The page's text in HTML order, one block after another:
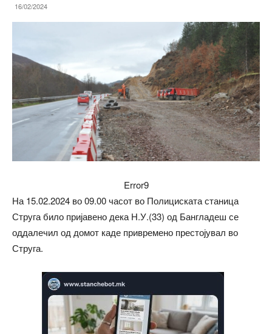
16/02/2024
Error9
На 15.02.2024 во 09.00 часот во Полициската станица
Струга било пријавено дека Н.У.(33) од Бангладеш се
оддалечил од домот каде привремено престојувал во
Струга.